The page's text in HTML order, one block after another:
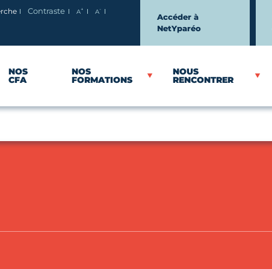
Contraste A+
Agrandir le texte
A-
Réduire le texte
Accéder à
NetYparéo
NOS
CFA
NOS
FORMATIONS
NOUS
RENCONTRER